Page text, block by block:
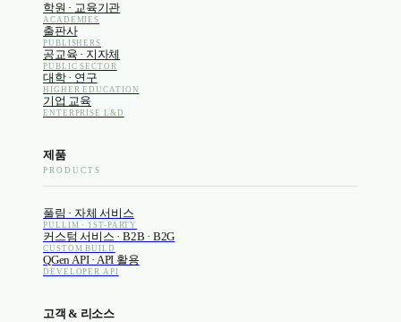
학원 · 교육기관
ACADEMIES
출판사
PUBLISHERS
공교육 · 지자체
PUBLIC SECTOR
대학 · 연구
HIGHER EDUCATION
기업 교육
ENTERPRISE L&D
제품
PRODUCTS
풀림 · 자체 서비스
PULLIM · 1ST-PARTY
커스텀 서비스 · B2B · B2G
CUSTOM BUILD
QGen API · API 활용
DEVELOPER API
고객 & 리소스